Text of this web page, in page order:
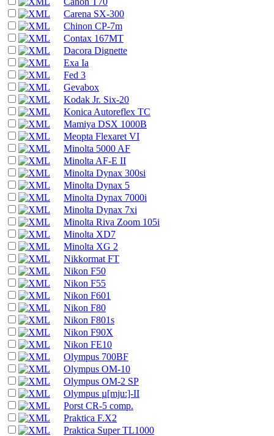
Carena SX-300
Chinon CP-7m
Contax 167MT
Dacora Dignette
Exa Ia
Fed 3
Gevabox
Kodak Jr. Six-20
Konica Autoreflex TC
Mamiya DSX 1000B
Meopta Flexaret VI
Minolta 5000 AF
Minolta AF-E II
Minolta Dynax 300si
Minolta Dynax 5
Minolta Dynax 7000i
Minolta Dynax 7xi
Minolta Riva Zoom 105i
Minolta XD7
Minolta XG 2
Nikkormat FT
Nikon F50
Nikon F55
Nikon F601
Nikon F80
Nikon F801s
Nikon F90X
Nikon FE10
Olympus 700BF
Olympus OM-10
Olympus OM-2 SP
Olympus µ[mju:]-II
Porst CR-5 comp.
Praktica F.X2
Praktica Super TL1000